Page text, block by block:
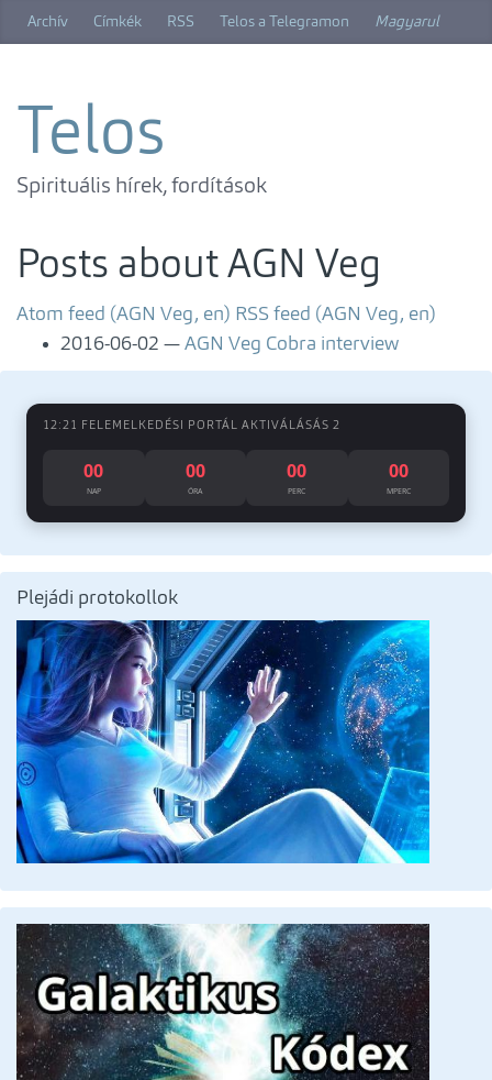
Archív Címkék RSS Telos a Telegramon Magyarul
Telos
Spirituális hírek, fordítások
Posts about AGN Veg
Atom feed (AGN Veg, en) RSS feed (AGN Veg, en)
2016-06-02
AGN Veg Cobra interview
12:21 FELEMELKEDÉSI PORTÁL AKTIVÁLÁSÁS 2
00
NAP
00
ÓRA
00
PERC
00
MPERC
Plejádi protokollok